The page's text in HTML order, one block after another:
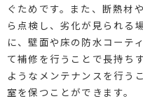
ぐためです。また、断熱材
ら点検し、劣化が見られる
に、壁面や床の防水コーテ
て補修を行うことで長持ち
ようなメンテナンスを行う
室を保つことができます。